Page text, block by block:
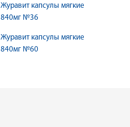
Журавит капсулы мягкие
840мг №36
Журавит капсулы мягкие
840мг №60